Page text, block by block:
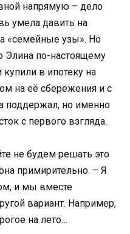
напрямую – дело
умела давить на
«семейные узы». Но
Элина по-настоящему
купили в ипотеку на
на её сбережения и с
поддержал, но именно
с первого взгляда.
не будем решать это
примирительно. – Я
и мы вместе
вариант. Например,
на лето…